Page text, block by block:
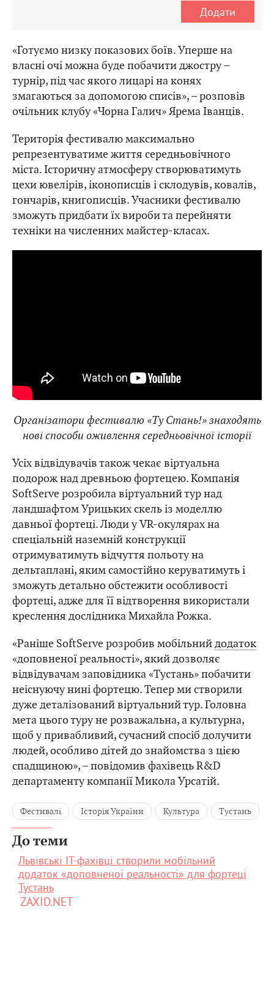
Додати
«Готуємо низку показових боїв. Уперше на
власні очі можна буде побачити джостру –
турнір, під час якого лицарі на конях
змагаються за допомогою списів», – розповів
очільник клубу «Чорна Галич» Ярема Іванців.
Територія фестивалю максимально
репрезентуватиме життя середньовічного
міста. Історичну атмосферу створюватимуть
цехи ювелірів, іконописців і склодувів, ковалів,
гончарів, книгописців. Учасники фестивалю
зможуть придбати їх вироби та перейняти
техніки на численних майстер-класах.
Організатори фестивалю «Ту Cтань!» знаходять
нові способи оживлення середньовічної історії
Усіх відвідувачів також чекає віртуальна
подорож над древньою фортецею. Компанія
SoftServe розробила віртуальний тур над
ландшафтом Урицьких скель із моделлю
давньої фортеці. Люди у VR-окулярах на
спеціальній наземній конструкції
отримуватимуть відчуття польоту на
дельтаплані, яким самостійно керуватимуть і
зможуть детально обстежити особливості
фортеці, адже для її відтворення використали
креслення дослідника Михайла Рожка.
«Раніше SoftServe розробив мобільнийдодаток
«доповненої реальності», який дозволяє
відвідувачам заповідника «Тустань» побачити
неіснуючу нині фортецю. Тепер ми створили
дуже деталізований віртуальний тур. Головна
мета цього туру не розважальна, а культурна,
щоб у привабливий, сучасний спосіб долучити
людей, особливо дітей до знайомства з цією
спадщиною», – повідомив фахівець R&D
департаменту компанії Микола Урсатій.
Фестивалі Історія України Культура Тустань
До теми
Львівські IT-фахівці створили мобільний
додаток «доповненої реальності» для фортеці
Тустань
ZAXID.NET